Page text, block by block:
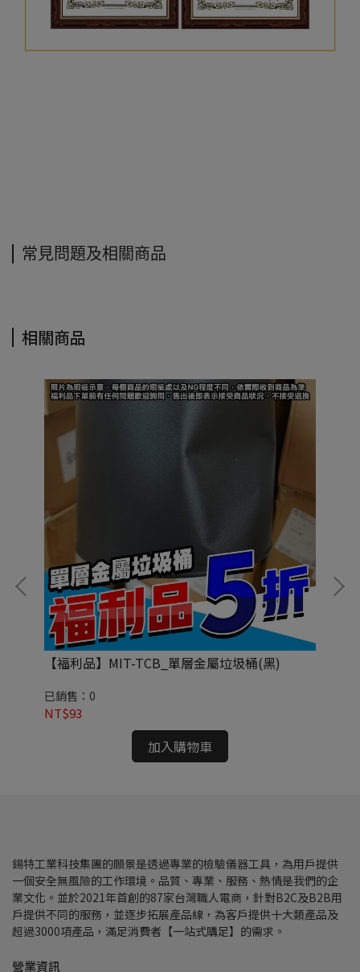
常見問題及相關商品
相關商品
【福利品】MIT-TCB_單層金屬垃圾桶(黑)
已銷售：0
NT$93
加入購物車
錫特工業科技集團的願景是透過專業的檢驗儀器工具，為用戶提供
一個安全無風險的工作環境。品質、專業、服務、熱情是我們的企
業文化。並於2021年首創的87家台灣職人電商，針對B2C及B2B用
戶提供不同的服務，並逐步拓展產品線，為客戶提供十大類產品及
超過3000項產品，滿足消費者【一站式購足】的需求。
營業資訊